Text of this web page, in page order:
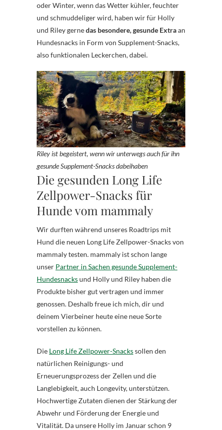
oder Winter, wenn das Wetter kühler, feuchter
und schmuddeliger wird, haben wir für Holly
und Riley gernedas besondere, gesunde Extraan
Hundesnacks in Form von Supplement-Snacks,
also funktionalen Leckerchen, dabei.
Riley ist begeistert, wenn wir unterwegs auch für ihn
gesunde Supplement-Snacks dabeihaben
Die gesunden Long Life
Zellpower-Snacks für
Hunde vom mammaly
Wir durften während unseres Roadtrips mit
Hund die neuen Long Life Zellpower-Snacks von
mammaly testen. mammaly ist schon lange
unser Partner in Sachen gesunde Supplement-
Hundesnacksund Holly und Riley haben die
Produkte bisher gut vertragen und immer
genossen. Deshalb freue ich mich, dir und
deinem Vierbeiner heute eine neue Sorte
vorstellen zu können.
Die Long Life Zellpower-Snackssollen den
natürlichen Reinigungs- und
Erneuerungsprozess der Zellen und die
Langlebigkeit, auch Longevity, unterstützen.
Hochwertige Zutaten dienen der Stärkung der
Abwehr und Förderung der Energie und
Vitalität. Da unsere Holly im Januar schon 9